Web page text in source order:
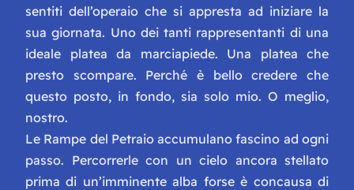
sentiti dell’operaio che si appresta ad iniziare la
sua giornata. Uno dei tanti rappresentanti di una
ideale platea da marciapiede. Una platea che
presto scompare. Perché è bello credere che
questo posto, in fondo, sia solo mio. O meglio,
nostro.
Le Rampe del Petraio accumulano fascino ad ogni
passo. Percorrerle con un cielo ancora stellato
prima di un’imminente alba forse è concausa di